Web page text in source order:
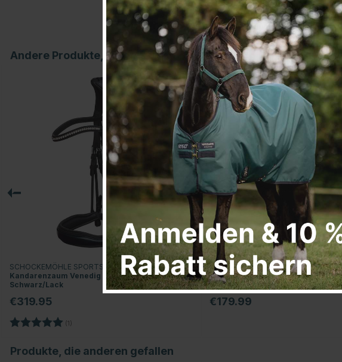
Andere Produkte, die Ihnen gefallen könnten
SCHOCKEMÖHLE SPORTS
Kandarenzaum Venedig
Schwarz/Lack
€319.95
Bewertung: (1)
DYON
Kandarenzaum Working Collection
Schwarz/Weiß
€179.99
Produkte, die anderen gefallen